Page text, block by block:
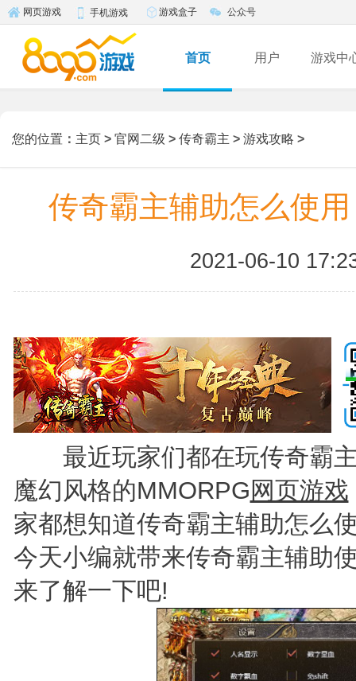
网页游戏 手机游戏 游戏盒子 公众号
首页 用户 游戏中
您的位置 ： 主页 > 官网二级 > 传奇霸主 > 游戏攻略 >
传奇霸主辅助怎么使
2021-06-10
最近玩家们都在玩传奇霸主
魔幻风格的MMORPG 网页游戏
家都想知道传奇霸主辅助怎么
今天小编就带来传奇霸主辅助
来了解一下吧!